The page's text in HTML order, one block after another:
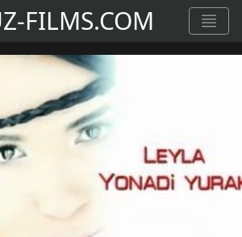
FILMS.COM